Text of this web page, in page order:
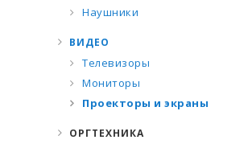
Наушники
ВИДЕО
Телевизоры
Мониторы
Проекторы и экраны
ОРГТЕХНИКА